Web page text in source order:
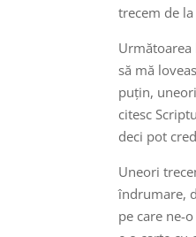
trecem de
Următoarea
să mă
puțin,
citesc
deci pot
Uneori
îndrumare,
pe care ne-